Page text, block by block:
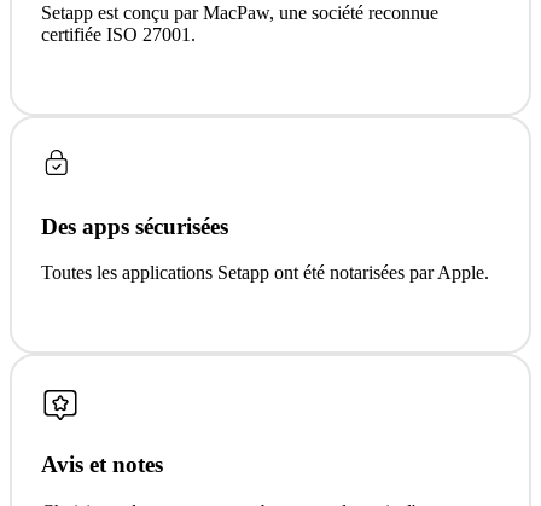
Setapp est conçu par MacPaw, une société reconnue
certifiée ISO 27001.
Des apps sécurisées
Toutes les applications Setapp ont été notarisées par Apple.
Avis et notes